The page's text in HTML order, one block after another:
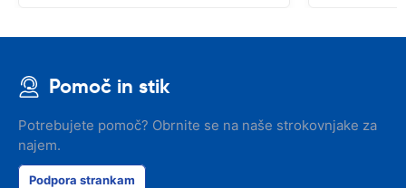
Pomoč in stik
Potrebujete pomoč? Obrnite se na naše strokovnjake za
najem.
Podpora strankam